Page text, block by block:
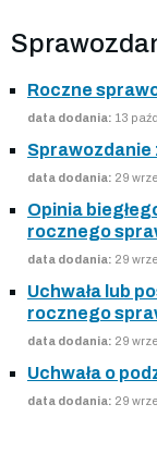
Roczne
data dodania: 13
Sprawozdanie
data dodania: 29
Opinia
rocznego
data dodania: 29
Uchwała lub
rocznego
data dodania: 29
Uchwała o
data dodania: 29